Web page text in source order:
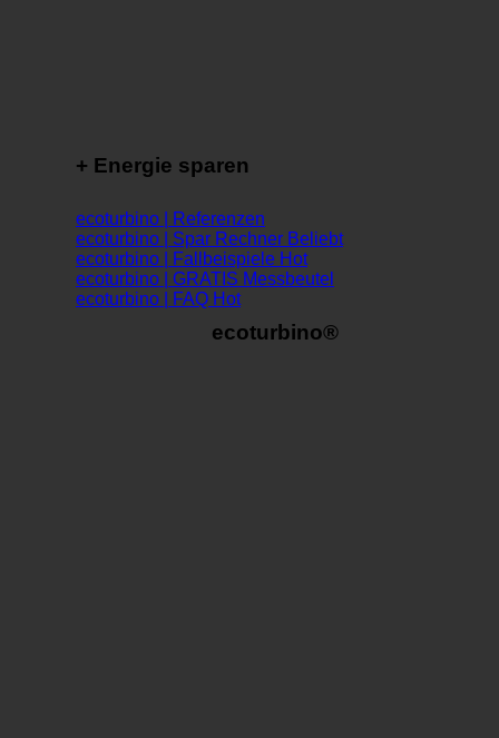
+ Energie sparen
ecoturbino | Referenzen
ecoturbino | Spar Rechner
ecoturbino | Fallbeispiele
ecoturbino | GRATIS Messbeutel
ecoturbino | FAQ
ecoturbino®